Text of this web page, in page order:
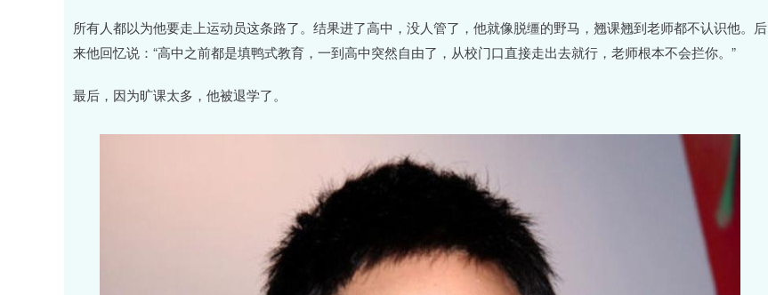
所有人都以为他要走上运动员这条路了。结果进了高中，没人管了，他就像脱缰的野马，翘课翘到老师都不认识他。后
来他回忆说：“高中之前都是填鸭式教育，一到高中突然自由了，从校门口直接走出去就行，老师根本不会拦你。”
最后，因为旷课太多，他被退学了。